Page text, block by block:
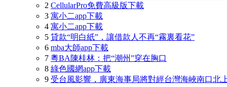
2 CellularPro免費高級版下載
3 寓小二app下載
4 寓小二app下載
5 貸款“明白紙”，讓借款人不再“霧裏看花”
6 mba大師app下載
7 粵BA陳桂林：把“潮州”穿在胸口
8 綠色國網app下載
9 受台風影響，廣東海事局將對經台灣海峽南口北